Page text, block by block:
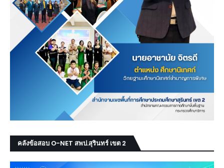
คลังข้อสอบ O-NET สพป.สุรินทร์ เขต 2